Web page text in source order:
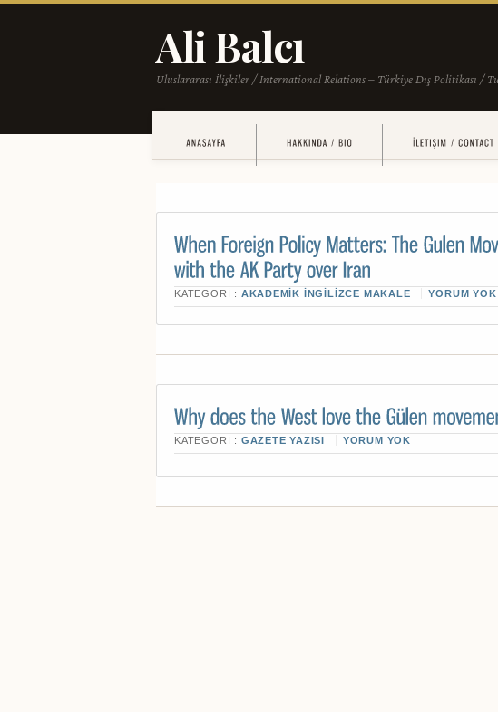
KATEGORI : AKADEMIK İNGILIZCE MAKALE YORUM YOK
KATEGORI : GAZETE YAZISI YORUM YOK